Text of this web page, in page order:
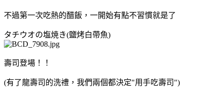
不過第一次吃熱的醋飯，一開始有點不習慣就是了
タチウオの塩焼き(鹽烤白帶魚)
壽司登場！！
(有了龍壽司的洗禮，我們兩個都決定"用手吃壽司")